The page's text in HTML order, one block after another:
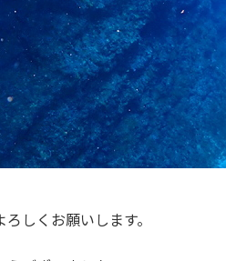
ろしくお願いします。